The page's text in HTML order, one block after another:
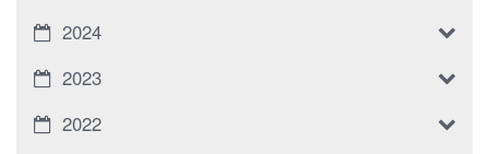
2024
2023
2022